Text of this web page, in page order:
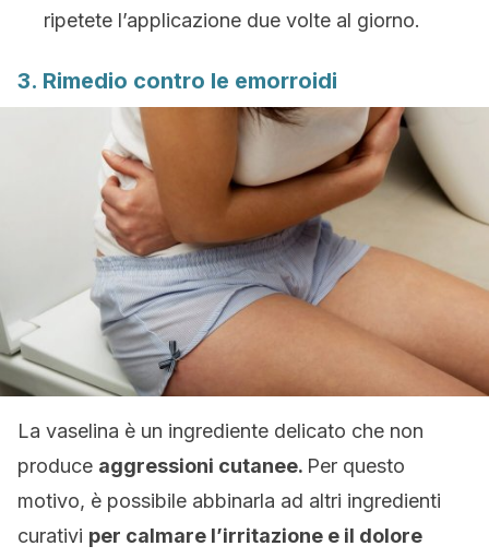
ripetete l’applicazione due volte al giorno.
3. Rimedio contro le emorroidi
La vaselina è un ingrediente delicato che non
produce aggressioni cutanee. Per questo
motivo, è possibile abbinarla ad altri ingredienti
curativi per calmare l’irritazione e il dolore